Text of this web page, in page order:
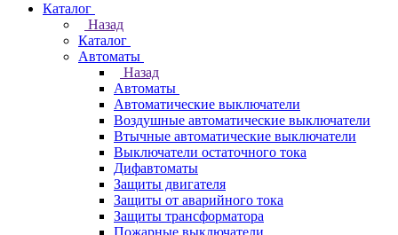
Каталог
Назад
Каталог
Автоматы
Назад
Автоматы
Автоматические выключатели
Воздушные автоматические выключатели
Втычные автоматические выключатели
Выключатели остаточного тока
Дифавтоматы
Защиты двигателя
Защиты от аварийного тока
Защиты трансформатора
Пожарные выключатели